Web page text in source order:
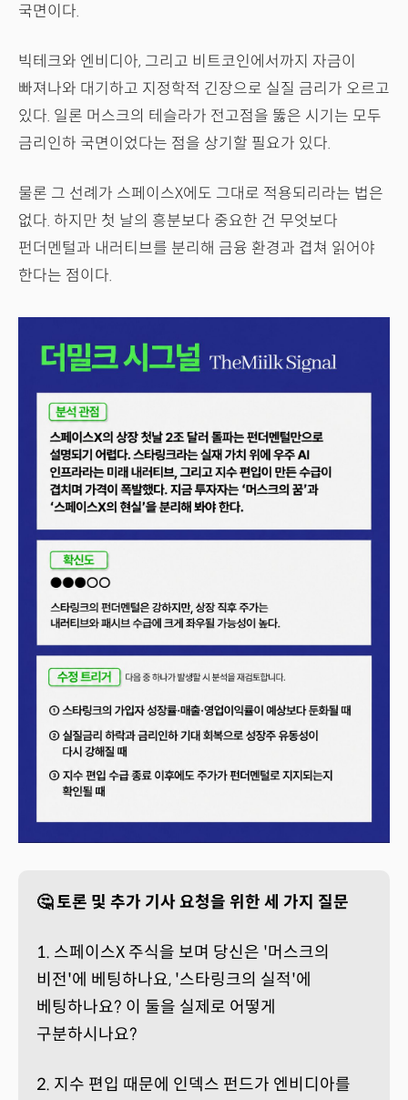
국면이다.
빅테크와 엔비디아, 그리고 비트코인에서까지 자금이
빠져나와 대기하고 지정학적 긴장으로 실질 금리가 오르고
있다. 일론 머스크의 테슬라가 전고점을 뚫은 시기는 모두
금리인하 국면이었다는 점을 상기할 필요가 있다.
물론 그 선례가 스페이스X에도 그대로 적용되리라는 법은
없다. 하지만 첫 날의 흥분보다 중요한 건 무엇보다
펀더멘털과 내러티브를 분리해 금융 환경과 겹쳐 읽어야
한다는 점이다.
🤔 토론 및 추가 기사 요청을 위한 세 가지 질문
1. 스페이스X 주식을 보며 당신은 '머스크의
비전'에 베팅하나요, '스타링크의 실적'에
베팅하나요? 이 둘을 실제로 어떻게
구분하시나요?
2. 지수 편입 때문에 인덱스 펀드가 엔비디아를